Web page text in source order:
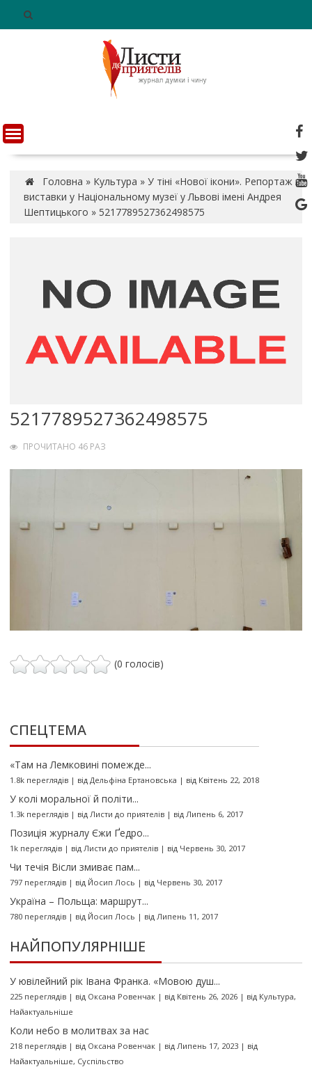
n
t
Головна » Культура » У тіні «Нової ікони». Репортаж з
виставки у Національному музеї у Львові імені Андрея
Шептицького » 5217789527362498575
5217789527362498575
ПРОЧИТАНО 46 РАЗ
(0 голосів)
СПЕЦТЕМА
«Там на Лемковині помежде...
1.8k переглядів| від Дельфіна Ертановська | від Квітень 22, 2018
У колі моральної й політи...
1.3k переглядів| від Листи до приятелів| від Липень 6, 2017
Позиція журналу Єжи Ґедро...
1k переглядів| від Листи до приятелів| від Червень 30, 2017
Чи течія Вісли змиває пам...
797 переглядів| від Йосип Лось | від Червень 30, 2017
Україна – Польща: маршрут...
780 переглядів| від Йосип Лось | від Липень 11, 2017
НАЙПОПУЛЯРНІШЕ
У ювілейний рік Івана Франка. «Мовою душ...
225 переглядів| від Оксана Ровенчак| від Квітень 26, 2026| від Культура,
Найактуальніше
Коли небо в молитвах за нас
218 переглядів| від Оксана Ровенчак| від Липень 17, 2023| від
Найактуальніше, Суспільство